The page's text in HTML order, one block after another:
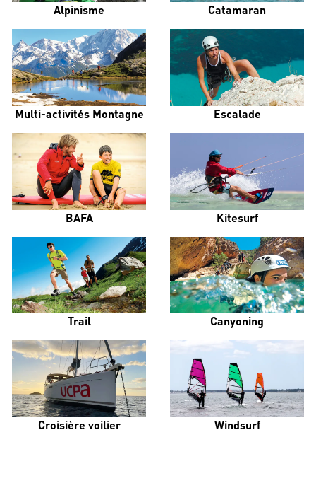
Alpinisme Catamaran
Multi-activités Montagne Escalade
BAFA Kitesurf
Trail Canyoning
Croisière voilier Windsurf